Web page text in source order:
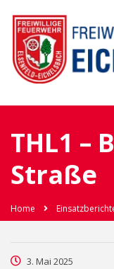
THL1 –
Straße
Home
3. Mai 2025